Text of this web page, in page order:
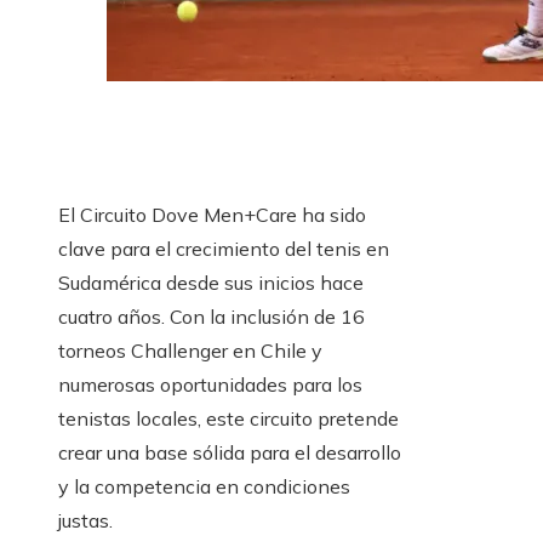
El Circuito Dove Men+Care ha sido
clave para el crecimiento del tenis en
Sudamérica desde sus inicios hace
cuatro años. Con la inclusión de 16
torneos Challenger en Chile y
numerosas oportunidades para los
tenistas locales, este circuito pretende
crear una base sólida para el desarrollo
y la competencia en condiciones
justas.